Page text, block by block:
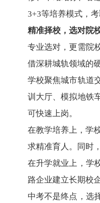
3+3等培养模式，
精准择校，选对院
专业选对，更需院
借深耕城轨领域的
学校聚焦城市轨道
训大厅、模拟地铁
可快速上岗。
在教学培养上，学
求精准育人。同时
在升学就业上，学
路企业建立长期校
中考不是终点，选